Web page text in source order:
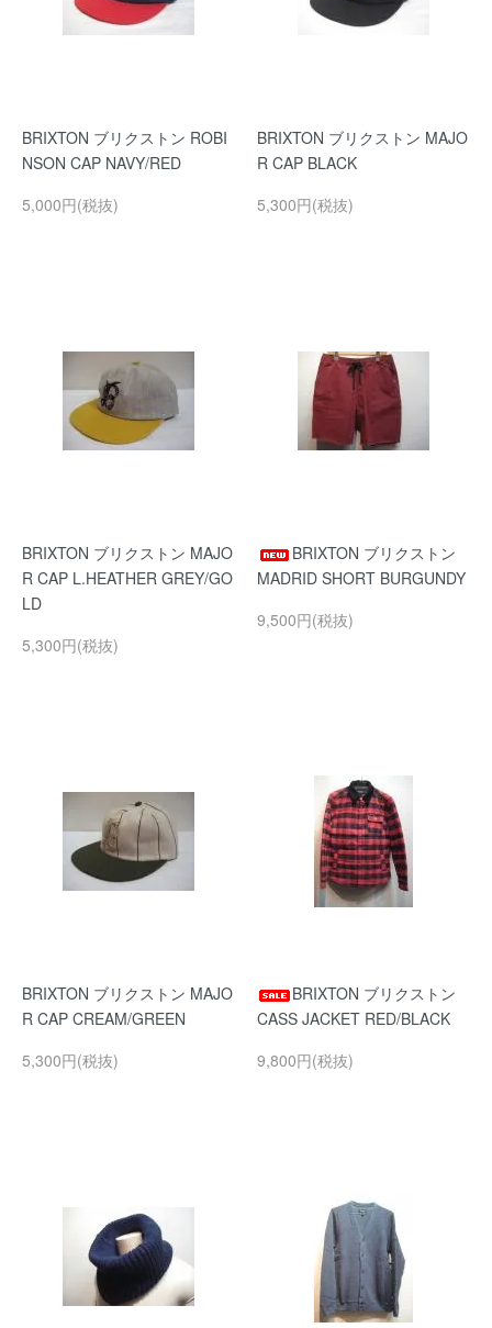
BRIXTON ブリクストン ROBI
NSON CAP NAVY/RED
5,000円(税抜)
BRIXTON ブリクストン MAJO
R CAP BLACK
5,300円(税抜)
BRIXTON ブリクストン MAJO
R CAP L.HEATHER GREY/GO
LD
5,300円(税抜)
BRIXTON ブリクストン
MADRID SHORT BURGUNDY
9,500円(税抜)
BRIXTON ブリクストン MAJO
R CAP CREAM/GREEN
5,300円(税抜)
BRIXTON ブリクストン
CASS JACKET RED/BLACK
9,800円(税抜)